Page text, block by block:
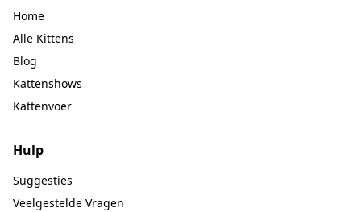
Home
Alle Kittens
Blog
Kattenshows
Kattenvoer
Hulp
Suggesties
Veelgestelde Vragen